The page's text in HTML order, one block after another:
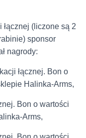
(liczone są 2
sponsor
nagrody:
łącznej. Bon o
Halinka-Arms,
Bon o wartości
Arms,